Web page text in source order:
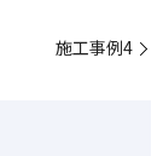
施工事例4